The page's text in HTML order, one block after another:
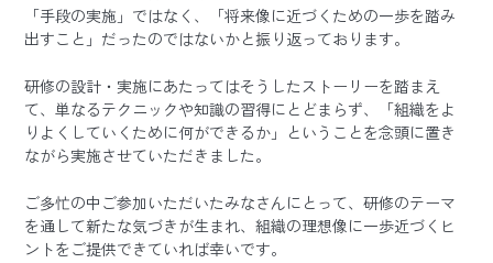
「手段の実施」ではなく、「将来像に近づくための一歩を踏み
出すこと」だったのではないかと振り返っております。
研修の設計・実施にあたってはそうしたストーリーを踏まえ
て、単なるテクニックや知識の習得にとどまらず、「組織をよ
りよくしていくために何ができるか」ということを念頭に置き
ながら実施させていただきました。
ご多忙の中ご参加いただいたみなさんにとって、研修のテーマ
を通して新たな気づきが生まれ、組織の理想像に一歩近づくヒ
ントをご提供できていれば幸いです。